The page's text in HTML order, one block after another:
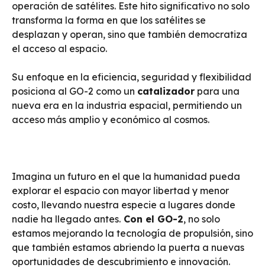
operación de satélites. Este hito significativo no solo
transforma la forma en que los satélites se
desplazan y operan, sino que también democratiza
el acceso al espacio.
Su enfoque en la eficiencia, seguridad y flexibilidad
posiciona al GO-2 como un catalizador para una
nueva era en la industria espacial, permitiendo un
acceso más amplio y económico al cosmos.
Imagina un futuro en el que la humanidad pueda
explorar el espacio con mayor libertad y menor
costo, llevando nuestra especie a lugares donde
nadie ha llegado antes. Con el GO-2, no solo
estamos mejorando la tecnología de propulsión, sino
que también estamos abriendo la puerta a nuevas
oportunidades de descubrimiento e innovación.